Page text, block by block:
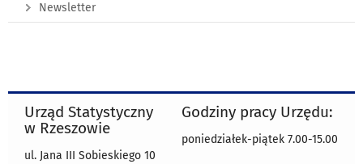
Newsletter
Urząd Statystyczny
w Rzeszowie
ul. Jana III Sobieskiego 10
Godziny pracy Urzędu:
poniedziałek-piątek 7.00-15.00